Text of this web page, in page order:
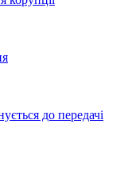
до передачі